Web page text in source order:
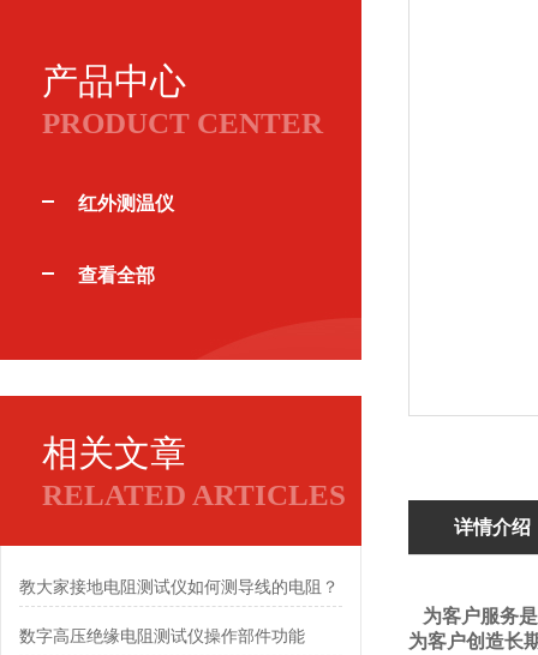
产品中心
PRODUCT CENTER
红外测温仪
查看全部
相关文章
RELATED ARTICLES
教大家接地电阻测试仪如何测导线的电阻？
数字高压绝缘电阻测试仪操作部件功能
详情介绍
为客户服务是
为客户创造长